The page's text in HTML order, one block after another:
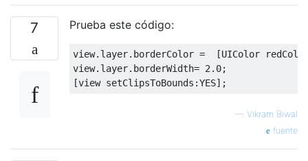
7 Prueba este código:
view. layer. borderColor = [UIColor
view. layer. borderWidth= 2.0;
[view setClipsToBounds :YES];
— Vikram Biwal
fuente